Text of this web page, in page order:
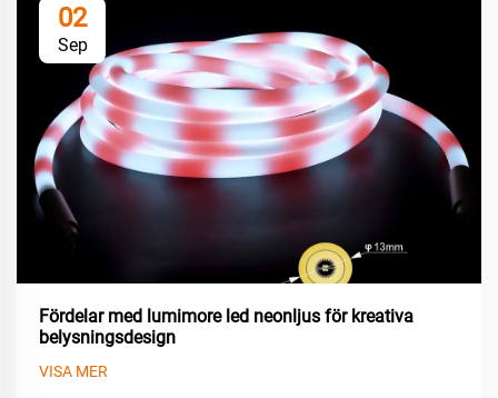
02
Sep
Fördelar med lumimore led neonljus för kreativa
belysningsdesign
VISA MER